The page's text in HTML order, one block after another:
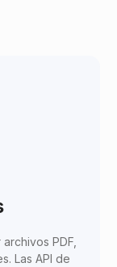
PDF,
Las API de